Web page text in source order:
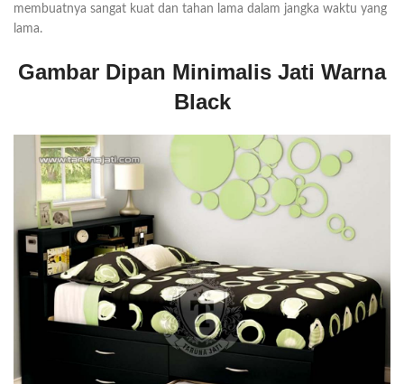
membuatnya sangat kuat dan tahan lama dalam jangka waktu yang
lama.
Gambar Dipan Minimalis Jati Warna
Black